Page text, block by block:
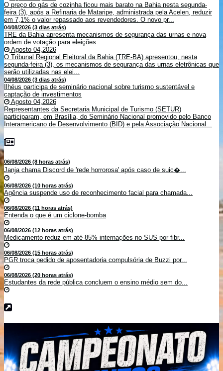
O preço do gás de cozinha ficou mais barato na Bahia nesta segunda-
feira (3), após a Refinaria de Mataripe, administrada pela Acelen, reduzir
em 7,1% o valor repassado aos revendedores. O novo pr...
04/08/2026 (3 dias atrás)
TRE da Bahia apresenta mecanismos de segurança das urnas e nova
ordem de votação para eleições
Agosto 04,2026
O Tribunal Regional Eleitoral da Bahia (TRE-BA) apresentou, nesta
segunda-feira (3), os mecanismos de segurança das urnas eletrônicas que
serão utilizadas nas elei...
04/08/2026 (3 dias atrás)
Ilhéus participa de seminário nacional sobre turismo sustentável e
captação de investimentos
Agosto 04,2026
Representantes da Secretaria Municipal de Turismo (SETUR)
participaram, em Brasília, do Seminário Nacional promovido pelo Banco
Interamericano de Desenvolvimento (BID) e pela Associação Nacional...
06/08/2026 (8 horas atrás)
Janja chama Discord de 'rede horrorosa' após caso de suic�...
06/08/2026 (10 horas atrás)
Agência suspende uso de reconhecimento facial para chamada...
06/08/2026 (11 horas atrás)
Entenda o que é um ciclone-bomba
06/08/2026 (12 horas atrás)
Medicamento reduz em até 85% internações no SUS por fibr...
06/08/2026 (15 horas atrás)
PGR troca pedido de aposentadoria compulsória de Buzzi por...
06/08/2026 (20 horas atrás)
Estudantes da rede pública concluem o ensino médio sem do...